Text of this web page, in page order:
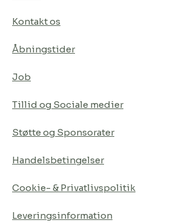
Kontakt os
Åbningstider
Job
Tillid og Sociale medier
Støtte og Sponsorater
Handelsbetingelser
Cookie- & Privatlivspolitik
Leveringsinformation